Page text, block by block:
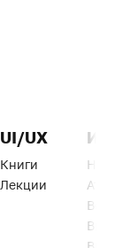
UI/UX
Книги
Лекции
Веб